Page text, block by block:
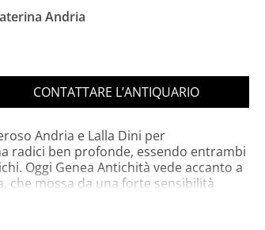
Andria
CONTATTARE L’ANTIQUARIO
Andria e Lalla Dini per
radici ben profonde, essendo entrambi
Oggi Genea Antichità vede accanto a
che mossa da una forte sensibilità
impresa, le cui origini risalgono al
creando un sito di e-shop